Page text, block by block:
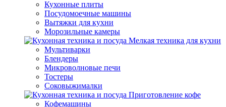
Кухонные плиты
Посудомоечные машины
Вытяжки для кухни
Морозильные камеры
Мелкая техника для кухни
Мультиварки
Блендеры
Микроволновые печи
Тостеры
Соковыжималки
Приготовление кофе
Кофемашины